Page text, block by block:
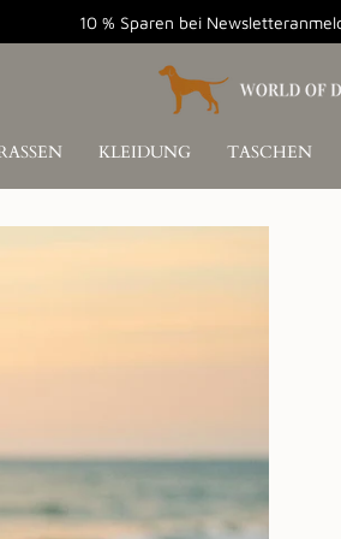
10 % Sparen bei Newsletteranmeldung
KLEIDUNG TASCHEN